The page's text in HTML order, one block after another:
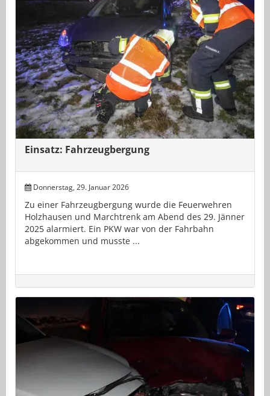
Einsatz: Fahrzeugbergung
Donnerstag, 29. Januar 2026
Zu einer Fahrzeugbergung wurde die Feuerwehren
Holzhausen und Marchtrenk am Abend des 29. Jänner
2025 alarmiert. Ein PKW war von der Fahrbahn
abgekommen und musste ...